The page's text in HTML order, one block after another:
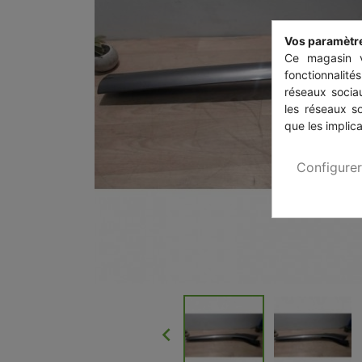

Vos
Ce magasin
réseaux
les réseaux
que les
Configurer